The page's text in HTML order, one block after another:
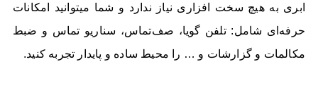
ابری به هیچ سخت افزاری نیاز ندارد و شما میتوانید امکانات
حرفه‌ای شامل: تلفن گویا، صف‌تماس، سناریو تماس و ضبط
مکالمات و گزارشات و … را محیط ساده و پایدار تجربه کنید.